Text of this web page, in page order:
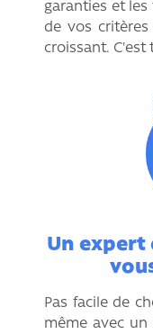
garanties et
de vos
croissant. C'est
Un
Pas facile de
même avec un